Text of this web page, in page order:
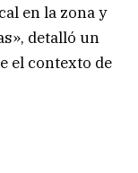
en la zona y
detalló un
el contexto de